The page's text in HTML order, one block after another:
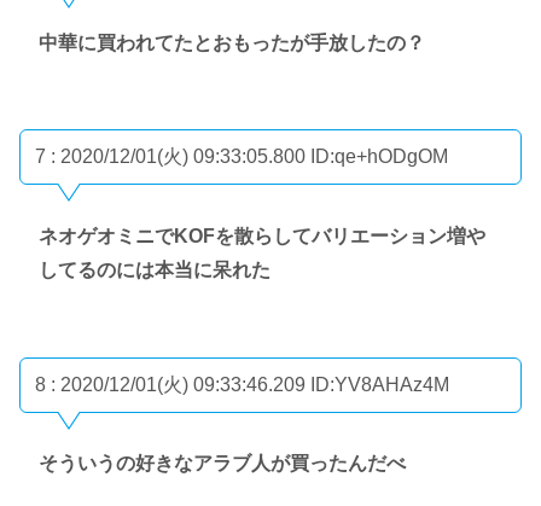
中華に買われてたとおもったが手放したの？
7 : 2020/12/01(火) 09:33:05.800 ID:qe+hODgOM
ネオゲオミニでKOFを散らしてバリエーション増や
してるのには本当に呆れた
8 : 2020/12/01(火) 09:33:46.209 ID:YV8AHAz4M
そういうの好きなアラブ人が買ったんだべ